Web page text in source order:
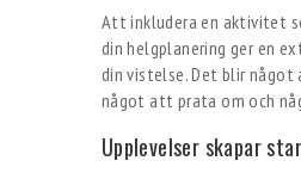
Att inkludera en aktivitet
din helgplanering ger en
din vistelse. Det blir
något att prata om och
Upplevelser skapar